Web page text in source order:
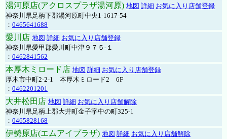
湯河原店(アクロスプラザ湯河原) 地図 詳細 お気に入り店舗登録
神奈川県足柄下郡湯河原町中央1-1617-54
： 0465641688
愛川店 地図 詳細 お気に入り店舗登録
神奈川県愛甲郡愛川町中津９７５-１
： 0462841562
本厚木ミロード店 地図 詳細 お気に入り店舗登録
厚木市中町2-2-1 本厚木ミロード2 6F
： 0462201201
大井松田店 地図 詳細 お気に入り店舗解除
神奈川県足柄上郡大井町金子字中の町325-1
： 0465828168
伊勢原店(エムアイプラザ) 地図 詳細 お気に入り店舗解除